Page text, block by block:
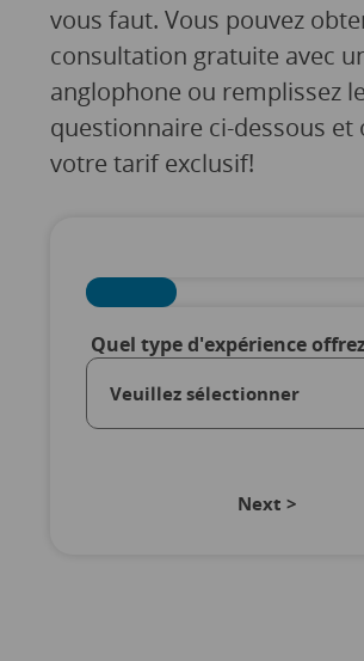
vous faut. Vous pouvez
consultation gratuite avec
anglophone ou remplissez le
questionnaire ci-dessous et
votre tarif exclusif!
Quel type d'expérience
Next >